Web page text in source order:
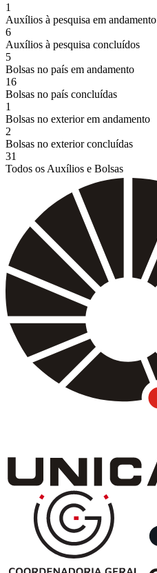
1
Auxílios à pesquisa em andamento
6
Auxílios à pesquisa concluídos
5
Bolsas no país em andamento
16
Bolsas no país concluídas
1
Bolsas no exterior em andamento
2
Bolsas no exterior concluídas
31
Todos os Auxílios e Bolsas